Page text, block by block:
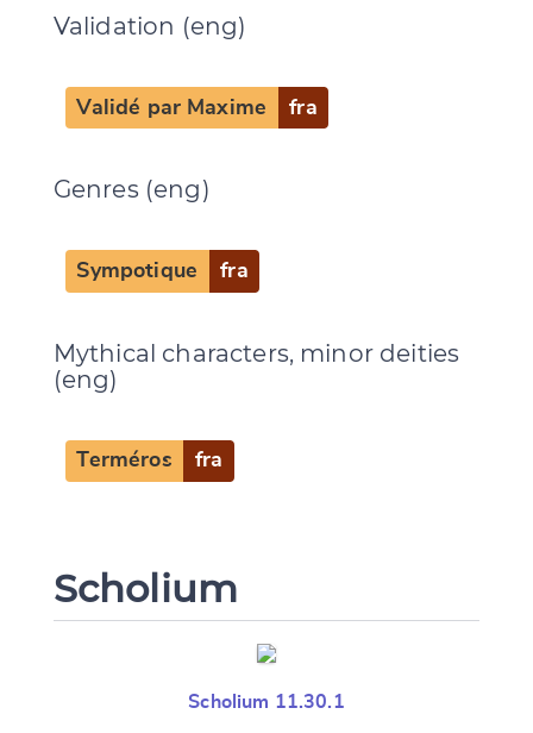
Validation (eng)
Validé par Maxime fra
Genres (eng)
Sympotique fra
Mythical characters, minor deities
(eng)
Terméros fra
Scholium
Scholium 11.30.1